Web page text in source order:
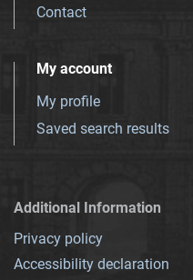
Contact
My account
My profile
Saved search results
Additional Information
Privacy policy
Accessibility declaration